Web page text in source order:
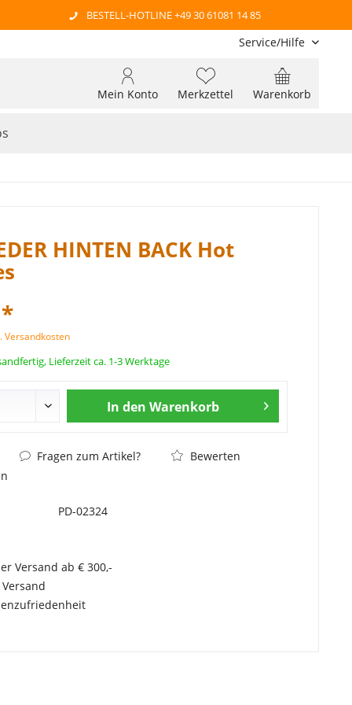
BESTELL-HOTLINE +49 30 61081 14 85
Service/Hilfe
Warenkorb
Merkzettel
Mein Konto
HINTEN BACK Hot
Versandkosten
Lieferzeit ca. 1-3 Werktage
In den Warenkorb
Fragen zum Artikel?
Bewerten
PD-02324
Versand ab € 300,-